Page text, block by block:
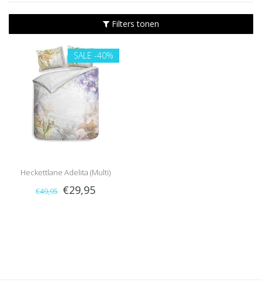
Filters tonen
SALE -40%
Heckettlane Adelita (Multi)
€49,95 €29,95